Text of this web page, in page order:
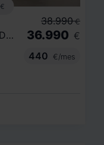
€
··MÁS·· 1.5 TSI 110KW (150CV) DSG
38.990 €
36.990 €
440
€/mes